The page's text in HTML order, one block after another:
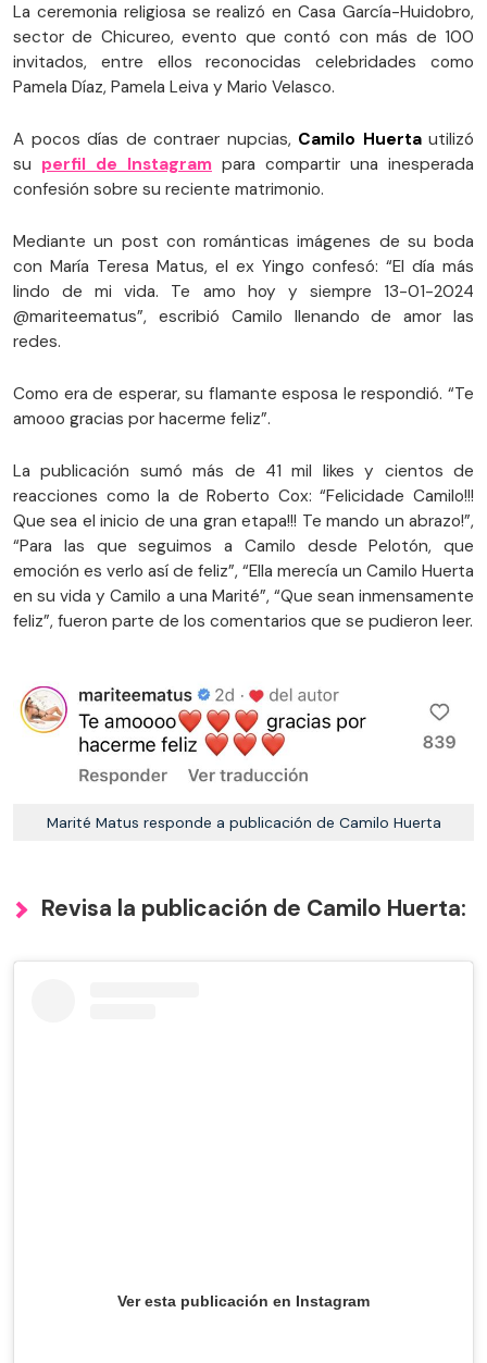
La ceremonia religiosa se realizó en Casa García-Huidobro,
sector de Chicureo, evento que contó con más de 100
invitados, entre ellos reconocidas celebridades como
Pamela Díaz, Pamela Leiva y Mario Velasco.
A pocos días de contraer nupcias, Camilo Huertautilizó
su perfil de Instagram para compartir una inesperada
confesión sobre su reciente matrimonio.
Mediante un post con románticas imágenes de su boda
con María Teresa Matus, el ex Yingo confesó: “El día más
lindo de mi vida. Te amo hoy y siempre 13-01-2024
@mariteematus”, escribió Camilo llenando de amor las
redes.
Como era de esperar, su flamante esposa le respondió. “Te
amooo gracias por hacerme feliz”.
La publicación sumó más de 41 mil likes y cientos de
reacciones como la de Roberto Cox: “Felicidade Camilo!!!
Que sea el inicio de una gran etapa!!! Te mando un abrazo!”,
“Para las que seguimos a Camilo desde Pelotón, que
emoción es verlo así de feliz”, “Ella merecía un Camilo Huerta
en su vida y Camilo a una Marité”, “Que sean inmensamente
feliz”, fueron parte de los comentarios que se pudieron leer.
Marité Matus responde a publicación de Camilo Huerta
Revisa la publicación de Camilo Huerta:
Ver esta publicación en Instagram